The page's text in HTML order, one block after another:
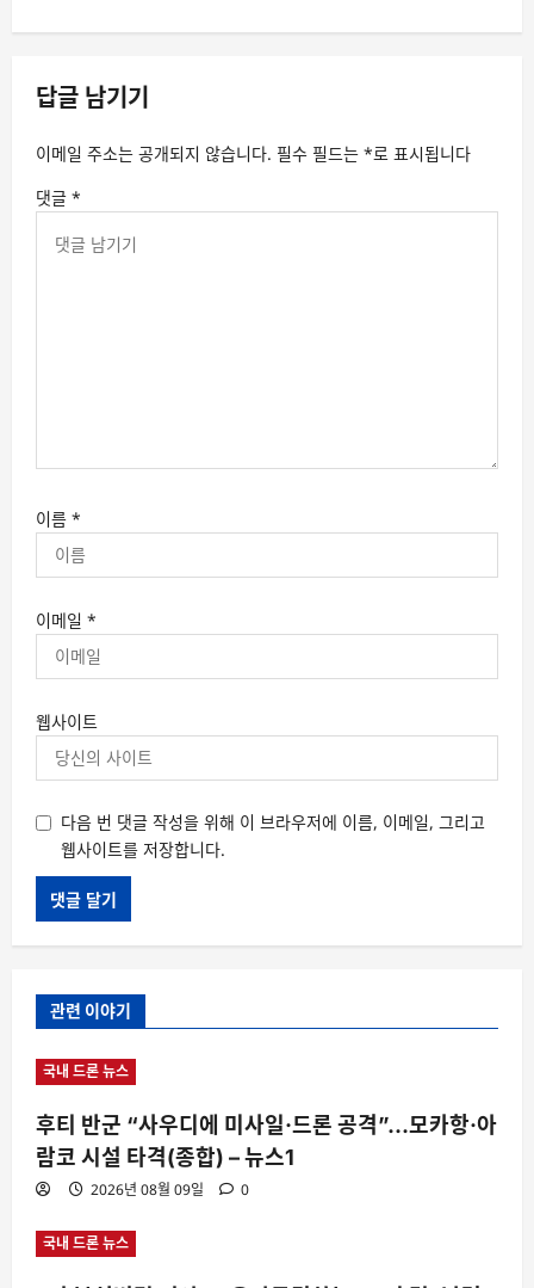
답글 남기기
이메일 주소는 공개되지 않습니다. 필수 필드는 *로 표시됩니다
댓글 *
이름 *
이메일 *
웹사이트
다음 번 댓글 작성을 위해 이 브라우저에 이름, 이메일, 그리고
웹사이트를 저장합니다.
관련 이야기
국내 드론 뉴스
후티 반군 “사우디에 미사일·드론 공격”…모카항·아
람코 시설 타격(종합) – 뉴스1
2026년 08월 09일 0
국내 드론 뉴스